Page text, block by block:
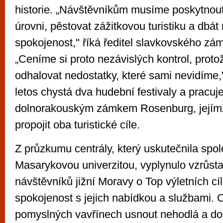
historie. „Návštěvníkům musíme
úrovni, pěstovat zážitkovou turistiku a
spokojenost," říká ředitel slavkovského
„Ceníme si proto nezávislých kontrol,
odhalovat nedostatky, které sami
letos chystá dva hudební festivaly a
dolnorakouským zámkem Rosenburg,
propojit oba turistické cíle.
Z průzkumu centrály, který uskutečnila
Masarykovou univerzitou, vyplynulo
návštěvníků jižní Moravy o Top výletních
spokojenost s jejich nabídkou a službami.
pomyslných vavřínech usnout nehodlá a